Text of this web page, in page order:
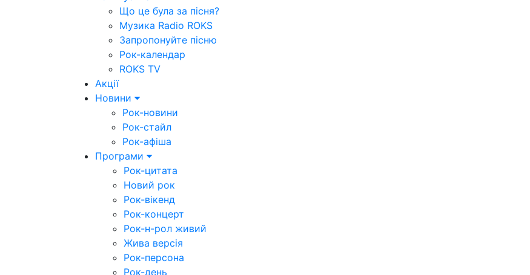
Що це була за пісня?
Музика Radio ROKS
Запропонуйте пісню
Рок-календар
ROKS TV
Акції
Новини
Рок-новини
Рок-стайл
Рок-афіша
Програми
Рок-цитата
Новий рок
Рок-вікенд
Рок-концерт
Рок-н-рол живий
Жива версія
Рок-персона
Рок-день